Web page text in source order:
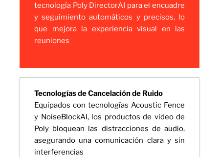
tecnología Poly DirectorAI para el encuadre
y seguimiento automáticos y precisos, lo
que mejora la experiencia visual en las
reuniones
Tecnologías de Cancelación de Ruido
Equipados con tecnologías Acoustic Fence
y NoiseBlockAI, los productos de video de
Poly bloquean las distracciones de audio,
asegurando una comunicación clara y sin
interferencias